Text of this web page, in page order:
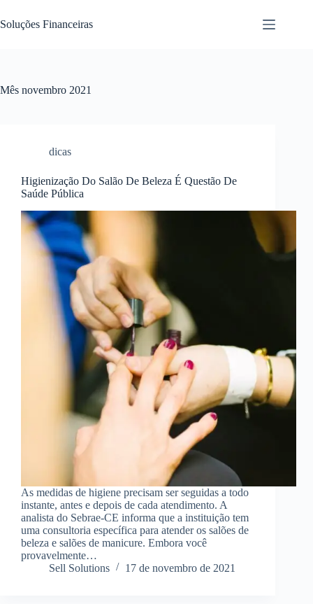
para
o
Soluções Financeiras
Mês novembro 2021
dicas
Higienização Do Salão De Beleza É Questão De
Saúde Pública
As medidas de higiene precisam ser seguidas a todo
instante, antes e depois de cada atendimento. A
analista do Sebrae-CE informa que a instituição tem
uma consultoria específica para atender os salões de
beleza e salões de manicure. Embora você
provavelmente…
Sell Solutions
17 de novembro de 2021